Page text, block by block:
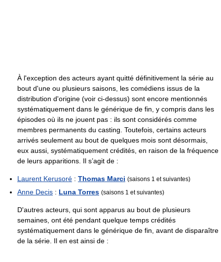
À l'exception des acteurs ayant quitté définitivement la série au
bout d'une ou plusieurs saisons, les comédiens issus de la
distribution d'origine (voir ci-dessus) sont encore mentionnés
systématiquement dans le générique de fin, y compris dans les
épisodes où ils ne jouent pas : ils sont considérés comme
membres permanents du casting. Toutefois, certains acteurs
arrivés seulement au bout de quelques mois sont désormais,
eux aussi, systématiquement crédités, en raison de la fréquence
de leurs apparitions. Il s’agit de :
Laurent Kerusoré : Thomas Marci (saisons 1 et suivantes)
Anne Decis : Luna Torres (saisons 1 et suivantes)
D'autres acteurs, qui sont apparus au bout de plusieurs
semaines, ont été pendant quelque temps crédités
systématiquement dans le générique de fin, avant de disparaître
de la série. Il en est ainsi de :